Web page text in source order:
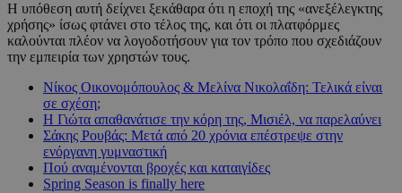
Η υπόθεση αυτή δείχνει ξεκάθαρα ότι η εποχή της «ανεξέλεγκτης
χρήσης» ίσως φτάνει στο τέλος της, και ότι οι πλατφόρμες
καλούνται πλέον να λογοδοτήσουν για τον τρόπο που σχεδιάζουν
την εμπειρία των χρηστών τους.
Νίκος Οικονομόπουλος & Μελίνα Νικολαΐδη: Τελικά είναι
σε σχέση;
Η Γιώτα απαθανάτισε την κόρη της, Μισιέλ, να παρελαύνει
Σάκης Ρουβάς: Μετά από 20 χρόνια επέστρεψε στην
ενόργανη γυμναστική
Πού αναμένονται βροχές και καταιγίδες
Spring Season is finally here